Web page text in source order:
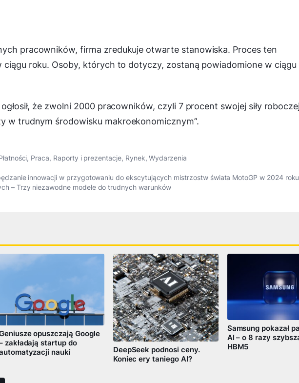
pracowników, firma zredukuje otwarte stanowiska. Proces ten
ciągu roku. Osoby, których to dotyczy, zostaną powiadomione w ciągu
że zwolni 2000 pracowników, czyli 7 procent swojej siły
w trudnym środowisku makroekonomicznym”.
, Praca, Raporty i prezentacje, Rynek,Wydarzenia
innowacji w przygotowaniu do ekscytujących mistrzostw świata MotoGP w 2024 roku
– Trzy niezawodne modele do trudnych warunków
opuszczają Google
zakładają startup do
nauki
DeepSeek podnosi ceny.
Koniec ery taniego AI?
Samsung pokazał
AI – o 8 razy
HBM5